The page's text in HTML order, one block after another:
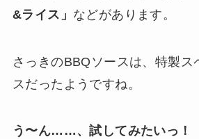
&ライス」 などがあります。
さっきのBBQソースは、特製ス
スだったようですね。
う〜ん……、試してみたいっ！